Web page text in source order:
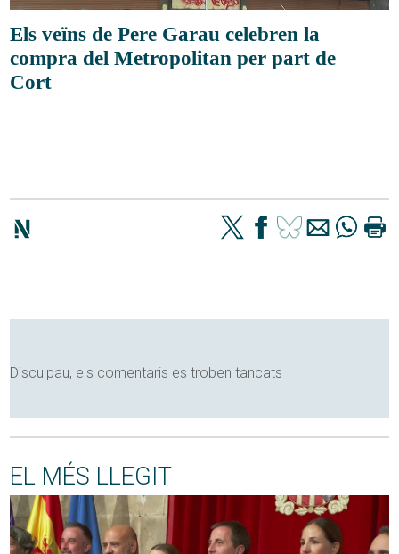
Els veïns de Pere Garau celebren la
compra del Metropolitan per part de
Cort
Disculpau, els comentaris es troben tancats
EL MÉS LLEGIT